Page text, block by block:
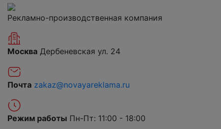
Рекламно-производственная компания
Москва Дербеневская ул. 24
Почта zakaz@novayareklama.ru
Режим работы Пн-Пт: 11:00 - 18:00